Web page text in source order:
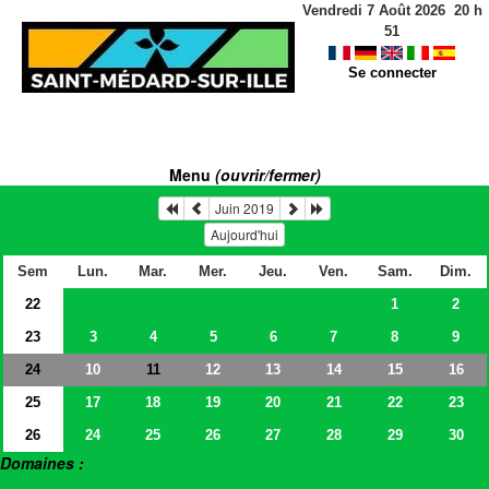
Vendredi 7 Août 2026 20h
51
Se connecter
Menu (ouvrir/fermer)
Juin 2019
Aujourd'hui
Sem Lun. Mar. Mer. Jeu. Ven. Sam.
Dim.
22
1
2
23
3 4 5 6 7 8
9
24
10 11 12 13 14 15
16
25
17 18 19 20 21 22
23
26
24 25 26 27 28 29 30
Domaines :